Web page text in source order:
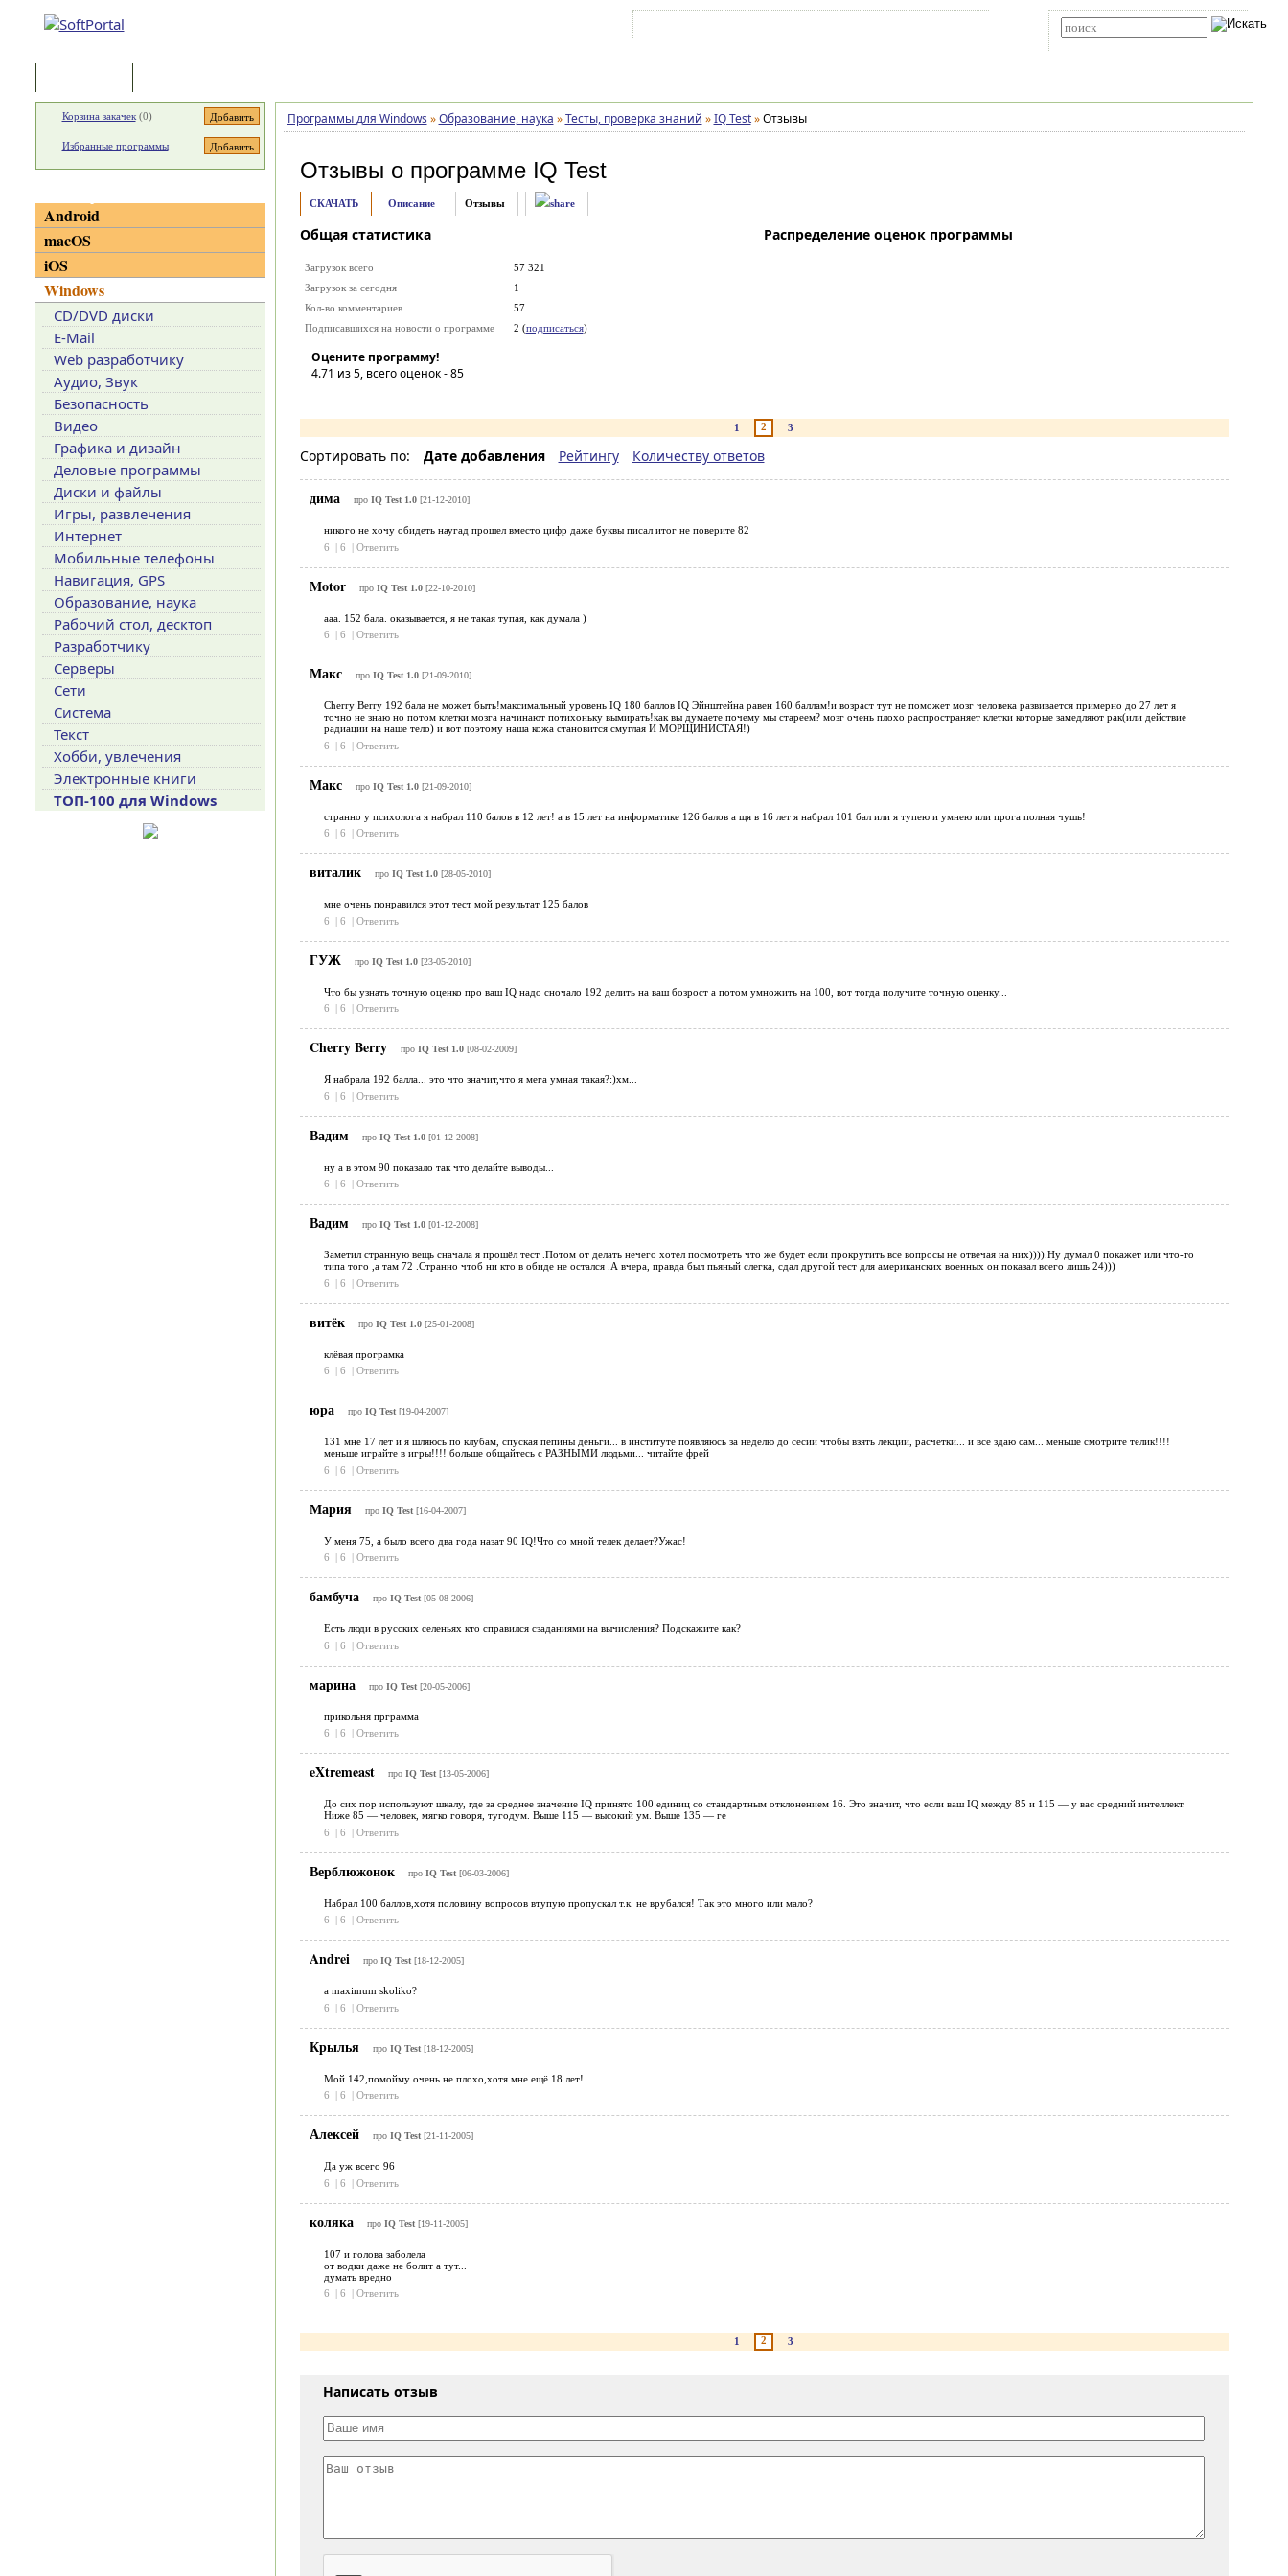
Программы для Windows » Образование, наука » Тесты, проверка знаний » IQ Test » Отзывы
Отзывы о программе IQ Test
СКАЧАТЬ Описание Отзывы
Общая статистика
Загрузок всего
57 321
Загрузок за сегодня
1
Кол-во комментариев
57
Подписавшихся на новости о программе
2 (подписаться)
Оцените программу!
4.71 из 5, всего оценок -85
Распределение оценок программы
1 2 3
Сортировать по: Дате добавления Рейтингу Количеству ответов
дима про IQ Test 1.0[21-12-2010]
никого не хочу обидеть наугад прошел вместо цифр даже буквы писал итог не поверите 82
6
| 6 | Ответить
Motor про IQ Test 1.0[22-10-2010]
ааа. 152 бала. оказывается, я не такая тупая, как думала )
6
| 6 | Ответить
Макс про IQ Test 1.0[21-09-2010]
Cherry Berry 192 бала не может быть!максимальный уровень IQ 180 баллов IQ Эйнштейна равен 160 баллам!и возраст тут не поможет мозг человека развивается примерно до 27 лет я
точно не знаю но потом клетки мозга начинают потихоньку вымирать!как вы думаете почему мы стареем? мозг очень плохо распространяет клетки которые замедляют рак(или действие
радиации на наше тело) и вот поэтому наша кожа становится смуглая И МОРЩИНИСТАЯ!)
6
| 6 | Ответить
Макс про IQ Test 1.0[21-09-2010]
странно у психолога я набрал 110 балов в 12 лет! а в 15 лет на информатике 126 балов а щя в 16 лет я набрал 101 бал или я тупею и умнею или прога полная чушь!
6
| 6 | Ответить
виталик про IQ Test 1.0[28-05-2010]
мне очень понравился этот тест мой результат 125 балов
6
| 6 | Ответить
ГУЖ про IQ Test 1.0[23-05-2010]
Что бы узнать точную оценко про ваш IQ надо сночало 192 делить на ваш бозрост а потом умножить на 100, вот тогда получите точную оценку...
6
| 6 | Ответить
Cherry Berry про IQ Test 1.0[08-02-2009]
Я набрала 192 балла... это что значит,что я мега умная такая?:)хм...
6
| 6 | Ответить
Вадим про IQ Test 1.0[01-12-2008]
ну а в этом 90 показало так что делайте выводы...
6
| 6 | Ответить
Вадим про IQ Test 1.0[01-12-2008]
Заметил странную вещь сначала я прошёл тест .Потом от делать нечего хотел посмотреть что же будет если прокрутить все вопросы не отвечая на них)))).Ну думал 0 покажет или что-то
типа того ,а там 72 .Странно чтоб ни кто в обиде не остался .А вчера, правда был пьяный слегка, сдал другой тест для американских военных он показал всего лишь 24)))
6
| 6 | Ответить
витёк про IQ Test 1.0[25-01-2008]
клёвая програмка
6
| 6 | Ответить
юра про IQ Test [19-04-2007]
131 мне 17 лет и я шляюсь по клубам, спуская пепины деньги... в институте появляюсь за неделю до сесии чтобы взять лекции, расчетки... и все здаю сам... меньше смотрите телик!!!!
меньше играйте в игры!!!! больше общайтесь с РАЗНЫМИ людьми... читайте фрей
6
| 6 | Ответить
Мария про IQ Test [16-04-2007]
У меня 75, а было всего два года назат 90 IQ!Что со мной телек делает?Ужас!
6
| 6 | Ответить
бамбуча про IQ Test [05-08-2006]
Есть люди в русских селеньях кто справился сзаданиями на вычисления? Подскажите как?
6
| 6 | Ответить
марина про IQ Test [20-05-2006]
прикольня прграмма
6
| 6 | Ответить
eXtremeast про IQ Test [13-05-2006]
До сих пор используют шкалу, где за среднее значение IQ принято 100 единиц со стандартным отклонением 16. Это значит, что если ваш IQ мeждy 85 и 115 — у вас средний интеллект.
Ниже 85 — человек, мягко говоря, тугодум. Выше 115 — высокий ум. Выше 135 — ге
6
| 6 | Ответить
Верблюжонок про IQ Test [06-03-2006]
Набрал 100 баллов,хотя половину вопросов втупую пропускал т.к. не врубался! Так это много или мало?
6
| 6 | Ответить
Andrei про IQ Test [18-12-2005]
a maximum skoliko?
6
| 6 | Ответить
Крылья про IQ Test [18-12-2005]
Мой 142,помойму очень не плохо,хотя мне ещё 18 лет!
6
| 6 | Ответить
Алексей про IQ Test [21-11-2005]
Да уж всего 96
6
| 6 | Ответить
коляка про IQ Test [19-11-2005]
107 и голова заболела
от водки даже не болит а тут...
думать вредно
6
| 6 | Ответить
1 2 3
Написать отзыв
Корзина закачек(0)
Избранные программы
Android
macOS
iOS
Windows
CD/DVD диски
E-Mail
Web разработчику
Аудио, Звук
Безопасность
Видео
Графика и дизайн
Деловые программы
Диски и файлы
Игры, развлечения
Интернет
Мобильные телефоны
Навигация, GPS
Образование, наука
Рабочий стол, десктоп
Разработчику
Серверы
Сети
Система
Текст
Хобби, увлечения
Электронные книги
ТОП-100 для Windows